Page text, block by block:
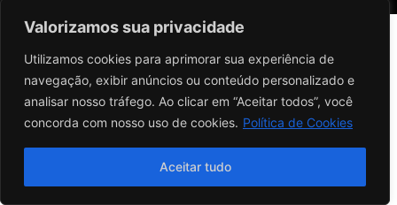
Valorizamos sua privacidade
Utilizamos cookies para aprimorar sua experiência de
navegação, exibir anúncios ou conteúdo personalizado e
analisar nosso tráfego. Ao clicar em “Aceitar todos”, você
concorda com nosso uso de cookies. Política de Cookies
Aceitar tudo